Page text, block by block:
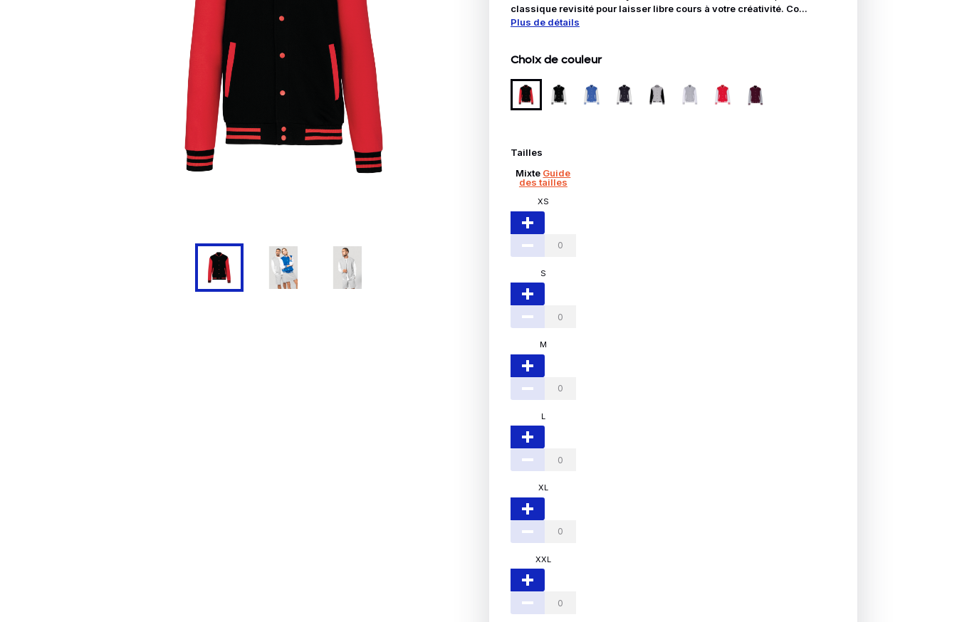
Cravate
Blouse, Tunique et Chasuble
Tablier
Chaussures de sécurité
Parapluie
Echarpe et Tour de Cou
Ceinture
classique revisité pour laisser libre cours à votre créativité. Co...
Plus de détails
Choix de couleur
Tailles
Mixte Guide
des tailles
XS
S
M
L
XL
XXL